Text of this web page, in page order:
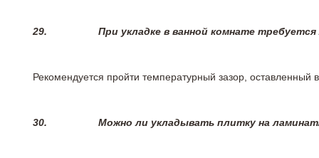
29. При укладке в ванной комнате
Рекомендуется пройти температурный зазор,
30. Можно ли укладывать плитку на